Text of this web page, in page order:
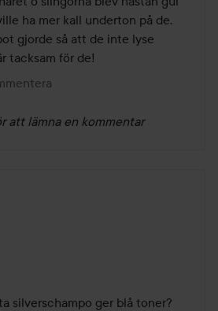
ha mer kall underton på de.
gjorde så att de inte lyse
tacksam för de!
att lämna en kommentar
5 år
silverschampo ger blå toner?